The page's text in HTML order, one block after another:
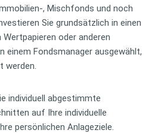
, Mischfonds und noch
Sie grundsätzlich in einen
oder anderen
einem Fondsmanager ausgewählt,
werden.
individuell abgestimmte
auf Ihre individuelle
persönlichen Anlageziele.